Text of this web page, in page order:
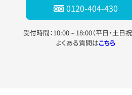
0120-404-430
受付時間：10:00～18:00（平日・土日祝
よくある質問はこちら